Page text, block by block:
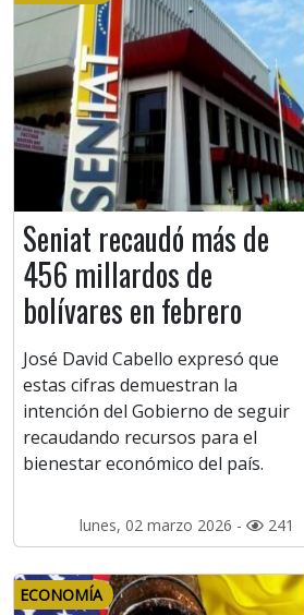
Seniat recaudó más de
456 millardos de
bolívares en febrero
José David Cabello expresó que
estas cifras demuestran la
intención del Gobierno de seguir
recaudando recursos para el
bienestar económico del país.
lunes, 02 marzo 2026 - 241
ECONOMÍA